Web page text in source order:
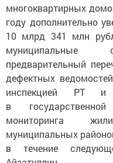
многоквартирных
году дополнительно
10 млрд 341 млн
муниципальные
предварительный
дефектных
инспекцией РТ и
в
мониторинга
муниципальных
в течение